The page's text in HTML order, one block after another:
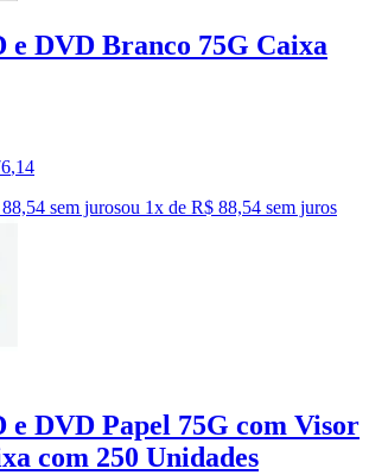
e DVD Branco 75G Caixa
,14
sem jurosou 1x de R$ 88,54 sem juros
e DVD Papel 75G com Visor
com 250 Unidades